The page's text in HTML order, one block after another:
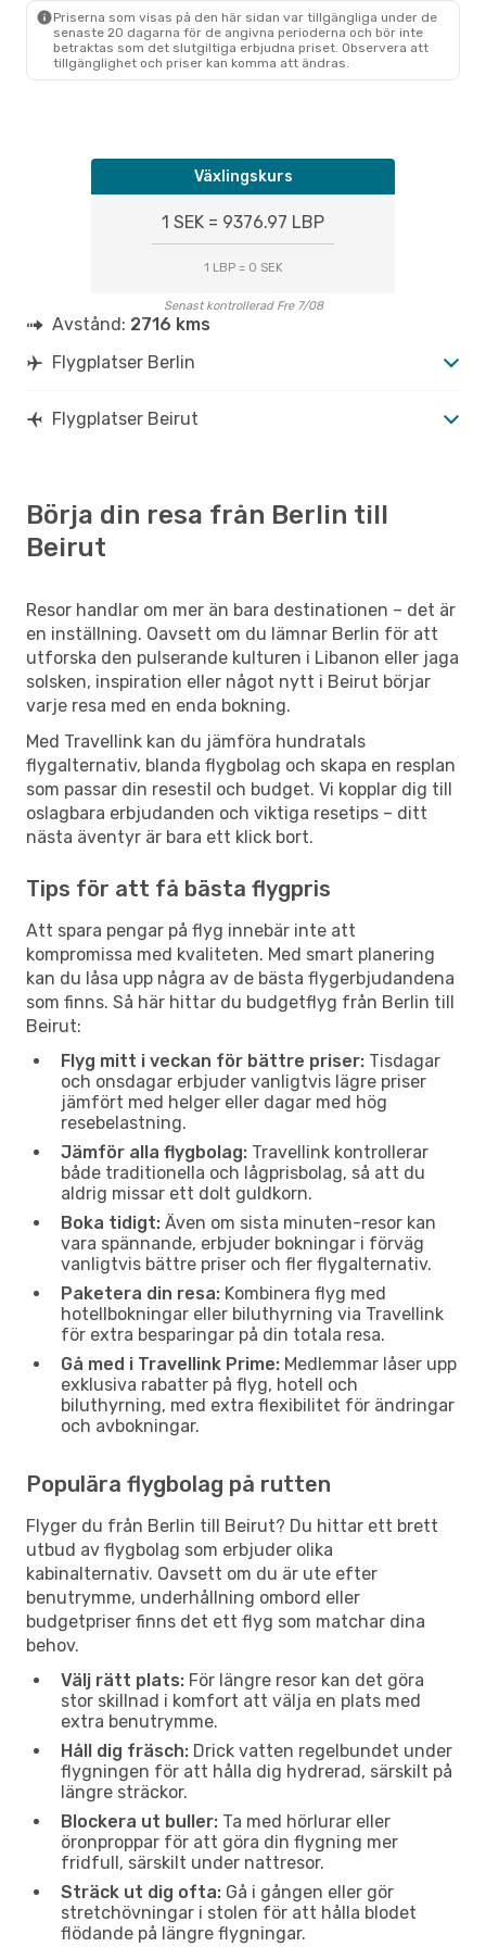
EurowingsDirekt
BEY- BER
Priserna som visas på den här sidan var tillgängliga under de
senaste 20 dagarna för de angivna perioderna och bör inte
betraktas som det slutgiltiga erbjudna priset. Observera att
tillgänglighet och priser kan komma att ändras.
Växlingskurs
1 SEK = 9376.97 LBP
1 LBP = 0 SEK
Senast kontrollerad Fre 7/08
Avstånd: 2716 kms
Flygplatser Berlin
Flygplatser Beirut
Börja din resa från Berlin till
Beirut
Resor handlar om mer än bara destinationen – det är
en inställning. Oavsett om du lämnar Berlin för att
utforska den pulserande kulturen i Libanon eller jaga
solsken, inspiration eller något nytt i Beirut börjar
varje resa med en enda bokning.
Med Travellink kan du jämföra hundratals
flygalternativ, blanda flygbolag och skapa en resplan
som passar din resestil och budget. Vi kopplar dig till
oslagbara erbjudanden och viktiga resetips – ditt
nästa äventyr är bara ett klick bort.
Tips för att få bästa flygpris
Att spara pengar på flyg innebär inte att
kompromissa med kvaliteten. Med smart planering
kan du låsa upp några av de bästa flygerbjudandena
som finns. Så här hittar du budgetflyg från Berlin till
Beirut:
Flyg mitt i veckan för bättre priser: Tisdagar
och onsdagar erbjuder vanligtvis lägre priser
jämfört med helger eller dagar med hög
resebelastning.
Jämför alla flygbolag: Travellink kontrollerar
både traditionella och lågprisbolag, så att du
aldrig missar ett dolt guldkorn.
Boka tidigt: Även om sista minuten-resor kan
vara spännande, erbjuder bokningar i förväg
vanligtvis bättre priser och fler flygalternativ.
Paketera din resa: Kombinera flyg med
hotellbokningar eller biluthyrning via Travellink
för extra besparingar på din totala resa.
Gå med i Travellink Prime: Medlemmar låser upp
exklusiva rabatter på flyg, hotell och
biluthyrning, med extra flexibilitet för ändringar
och avbokningar.
Populära flygbolag på rutten
Flyger du från Berlin till Beirut? Du hittar ett brett
utbud av flygbolag som erbjuder olika
kabinalternativ. Oavsett om du är ute efter
benutrymme, underhållning ombord eller
budgetpriser finns det ett flyg som matchar dina
behov.
Välj rätt plats: För längre resor kan det göra
stor skillnad i komfort att välja en plats med
extra benutrymme.
Håll dig fräsch: Drick vatten regelbundet under
flygningen för att hålla dig hydrerad, särskilt på
längre sträckor.
Blockera ut buller: Ta med hörlurar eller
öronproppar för att göra din flygning mer
fridfull, särskilt under nattresor.
Sträck ut dig ofta: Gå i gången eller gör
stretchövningar i stolen för att hålla blodet
flödande på längre flygningar.